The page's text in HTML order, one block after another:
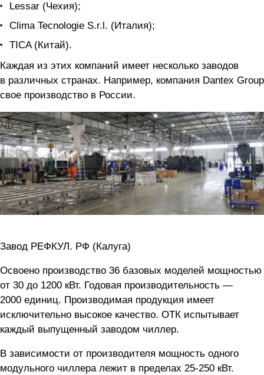
Lessar (Чехия);
Clima Tecnologie S.r.l. (Италия);
TICA (Китай).
Каждая из этих компаний имеет несколько заводов
в различных странах. Например, компания Dantex Group
свое производство в России.
Завод РЕФКУЛ. РФ (Калуга)
Освоено производство 36 базовых моделей мощностью
от 30 до 1200 кВт. Годовая производительность —
2000 единиц. Производимая продукция имеет
исключительно высокое качество. ОТК испытывает
каждый выпущенный заводом чиллер.
В зависимости от производителя мощность одного
модульного чиллера лежит в пределах 25-250 кВт.